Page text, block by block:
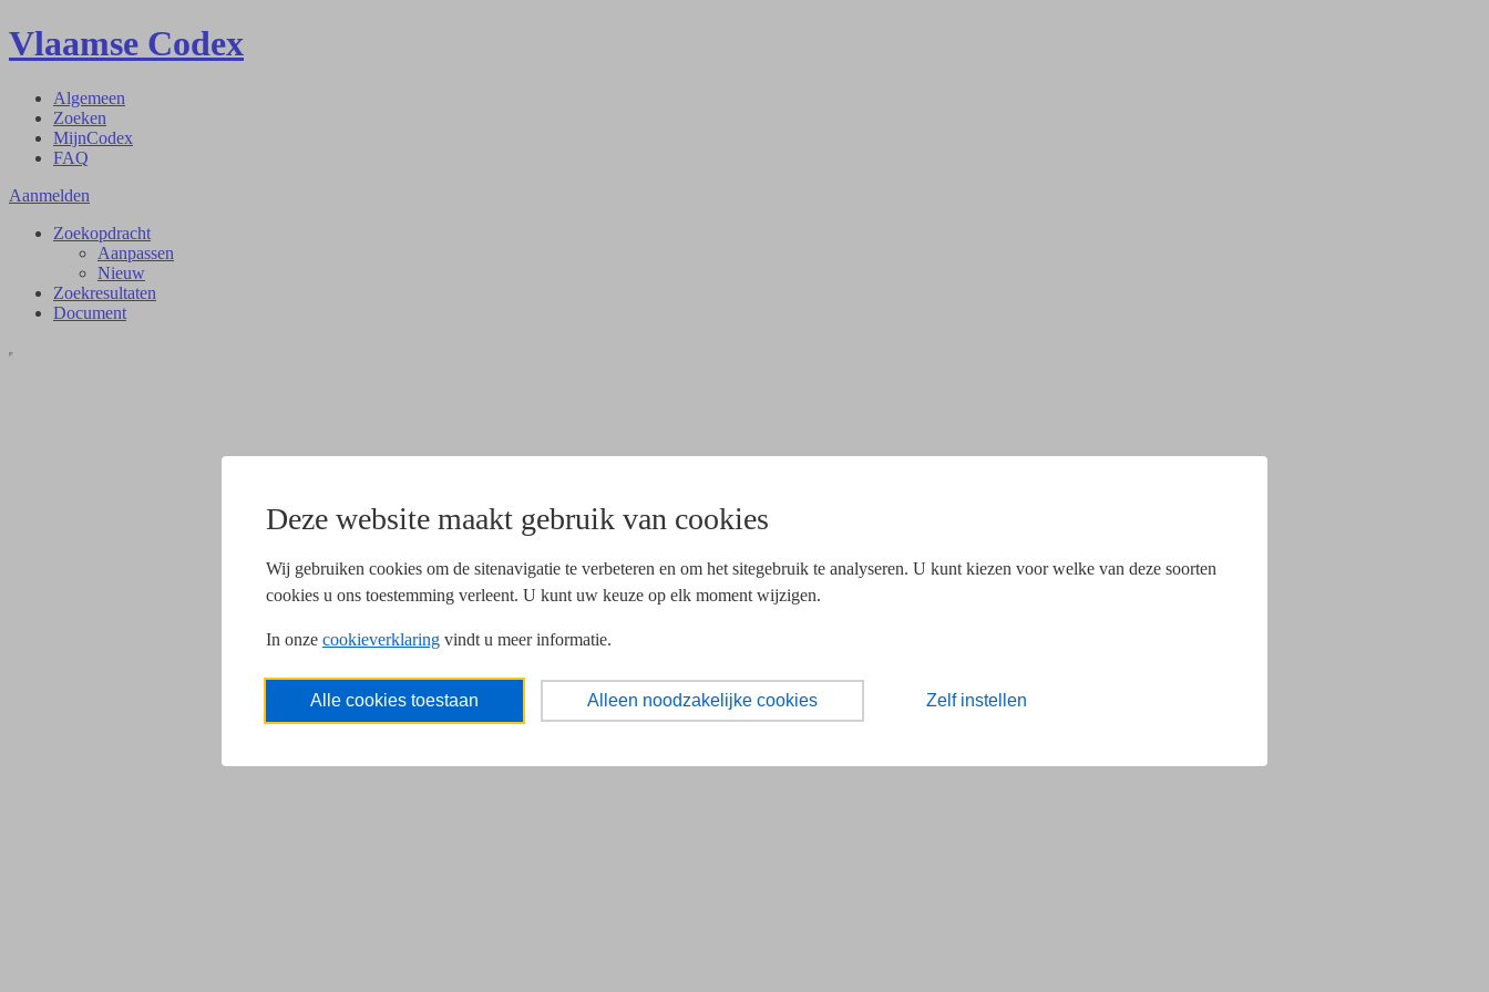
Deze website maakt gebruik van cookies
Wij gebruiken cookies om de sitenavigatie te verbeteren en om het sitegebruik te analyseren. U kunt kiezen voor welke van deze soorten
cookies u ons toestemming verleent. U kunt uw keuze op elk moment wijzigen.
In onze cookieverklaring vindt u meer informatie.
Alle cookies toestaan Alleen noodzakelijke cookies Zelf instellen
Vlaamse Codex
Algemeen
Zoeken
MijnCodex
FAQ
Aanmelden
Zoekopdracht
Aanpassen
Nieuw
Zoekresultaten
Document